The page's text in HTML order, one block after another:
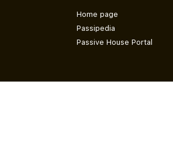
Home page
Passipedia
Passive House Portal